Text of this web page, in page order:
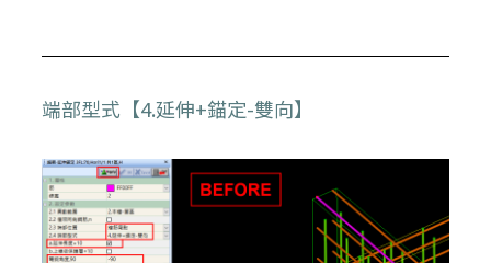
端部型式【4.延伸+錨定-雙向】